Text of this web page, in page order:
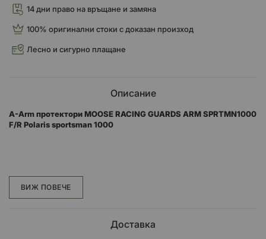
14 дни право на връщане и замяна
100% оригинални стоки с доказан произход
Лесно и сигурно плащане
Описание
A-Arm протектори MOOSE RACING GUARDS ARM SPRTMN1000
F/R Polaris sportsman 1000
повреждат А-рамената
ВИЖ ПОВЕЧЕ
Доставка